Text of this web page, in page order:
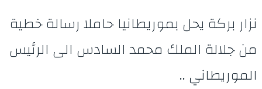
نزار بركة يحل بموريطانيا حاملا رسالة خطية
من جلالة الملك محمد السادس الى الرئيس
الموريطاني ..